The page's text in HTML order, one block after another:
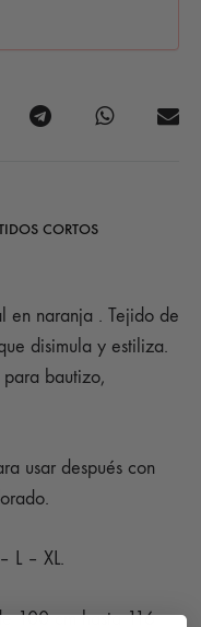
CORTOS
en naranja . Tejido de
disimula y estiliza.
bautizo,
usar después con
L – XL.
100 cm hasta 116